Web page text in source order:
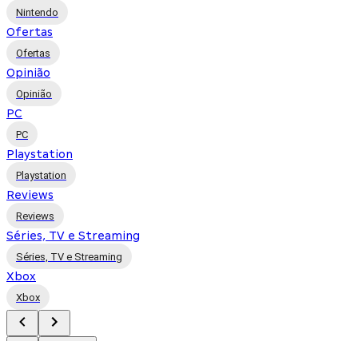
Nintendo
Ofertas
Ofertas
Opinião
Opinião
PC
PC
Playstation
Playstation
Reviews
Reviews
Séries, TV e Streaming
Séries, TV e Streaming
Xbox
Xbox